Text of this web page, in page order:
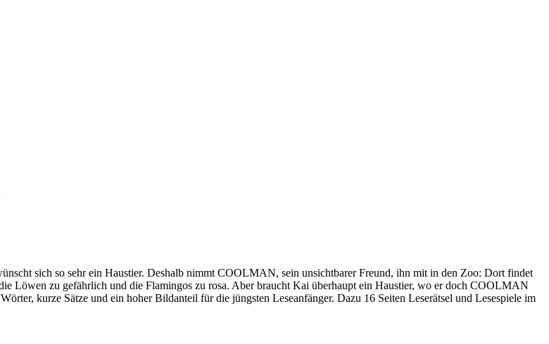
sich so sehr ein Haustier. Deshalb nimmt COOLMAN, sein unsichtbarer Freund, ihn mit in den Zoo: Dort findet
Löwen zu gefährlich und die Flamingos zu rosa. Aber braucht Kai überhaupt ein Haustier, wo er doch COOLMAN
kurze Sätze und ein hoher Bildanteil für die jüngsten Leseanfänger. Dazu 16 Seiten Leserätsel und Lesespiele im